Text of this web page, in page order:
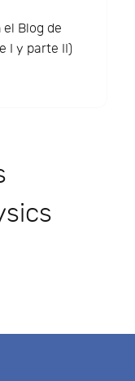
Blog de
I y parte II)